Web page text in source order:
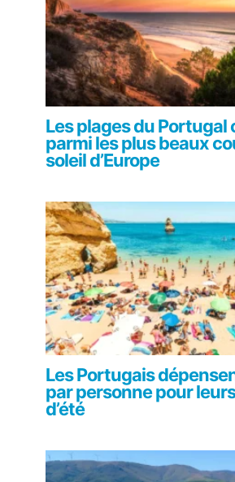
Les plages du Portugal
parmi les plus beaux
soleil d’Europe
Les Portugais
par personne pour
d’été